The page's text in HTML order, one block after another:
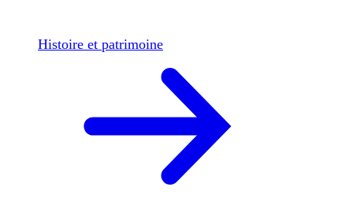
Histoire et patrimoine